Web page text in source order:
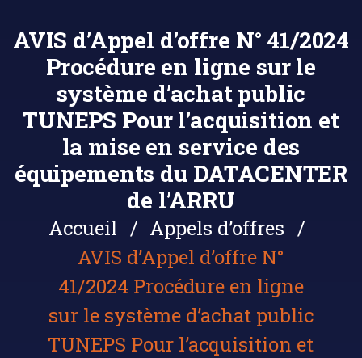
AVIS d’Appel d’offre N° 41/2024
Procédure en ligne sur le
système d’achat public
TUNEPS Pour l’acquisition et
la mise en service des
équipements du DATACENTER
de l’ARRU
Accueil
Appels d’offres
AVIS d’Appel d’offre N°
41/2024 Procédure en ligne
sur le système d’achat public
TUNEPS Pour l’acquisition et